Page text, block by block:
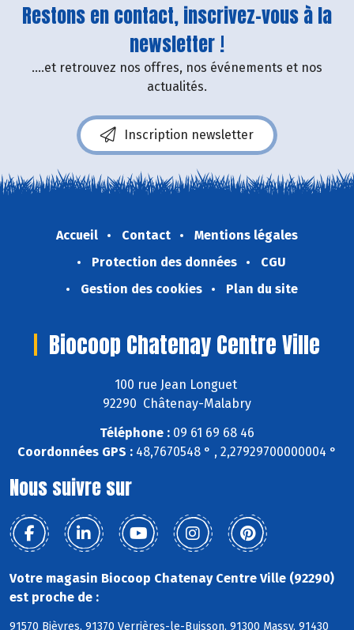
Restons en contact, inscrivez-vous à la
newsletter !
....et retrouvez nos offres, nos événements et nos
actualités.
Inscription newsletter
Accueil Contact
Mentions légales
Protection des données
CGU
Gestion des cookies
Plan du site
Biocoop Chatenay Centre Ville
100 rue Jean Longuet
92290 Châtenay-Malabry
Téléphone : 09 61 69 68 46
Coordonnées GPS : 48,7670548 ° , 2,27929700000004 °
Nous suivre sur
Votre magasin Biocoop Chatenay Centre Ville (92290)
est proche de :
91570 Bièvres, 91370 Verrières-le-Buisson, 91300 Massy, 91430